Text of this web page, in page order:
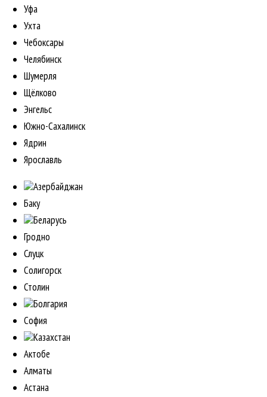
Уфа
Ухта
Чебоксары
Челябинск
Шумерля
Щёлково
Энгельс
Южно-Сахалинск
Ядрин
Ярославль
Азербайджан
Баку
Беларусь
Гродно
Слуцк
Солигорск
Столин
Болгария
София
Казахстан
Актобе
Алматы
Астана